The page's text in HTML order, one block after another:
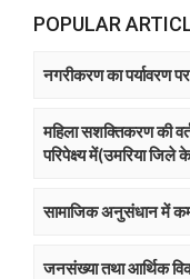
POPULAR
नगरीकरण का पर्यावरण
महिला सशक्तिकरण की
परिपेक्ष्य में(उमरिया जिले
सामाजिक अनुसंधान में
जनसंख्या तथा आर्थिक